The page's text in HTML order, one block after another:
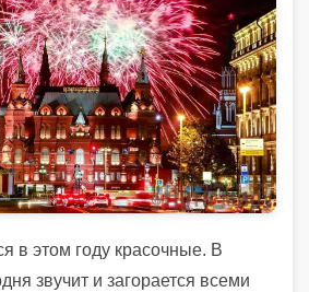
в этом году красочные. В
звучит и загорается всеми